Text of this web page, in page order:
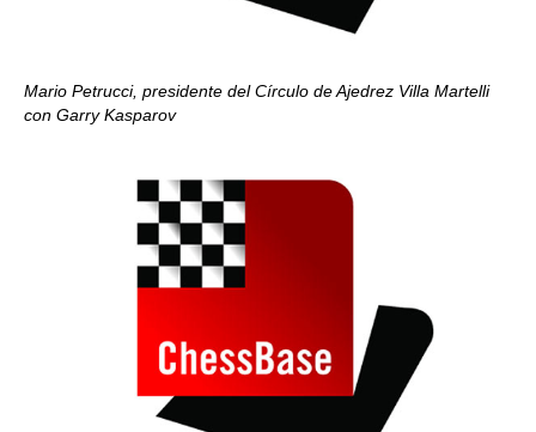
Mario Petrucci, presidente del Círculo de Ajedrez Villa Martelli
con Garry Kasparov